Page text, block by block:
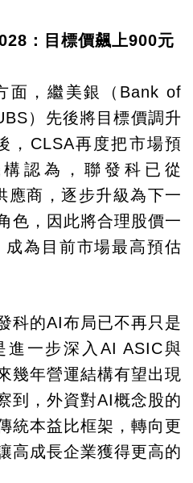
：目標價飆上900元
面，繼美銀（Bank of
）先後將目標價調升
，CLSA再度把市場預
認為，聯發科已從
應商，逐步升級為下一
色，因此將合理股價一
為目前市場最高預估
科的AI布局已不再只是
進一步深入AI ASIC與
幾年營運結構有望出現
到，外資對AI概念股的
統本益比框架，轉向更
高成長企業獲得更高的